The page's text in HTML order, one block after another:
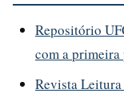
Repositório
com a primeira
Revista